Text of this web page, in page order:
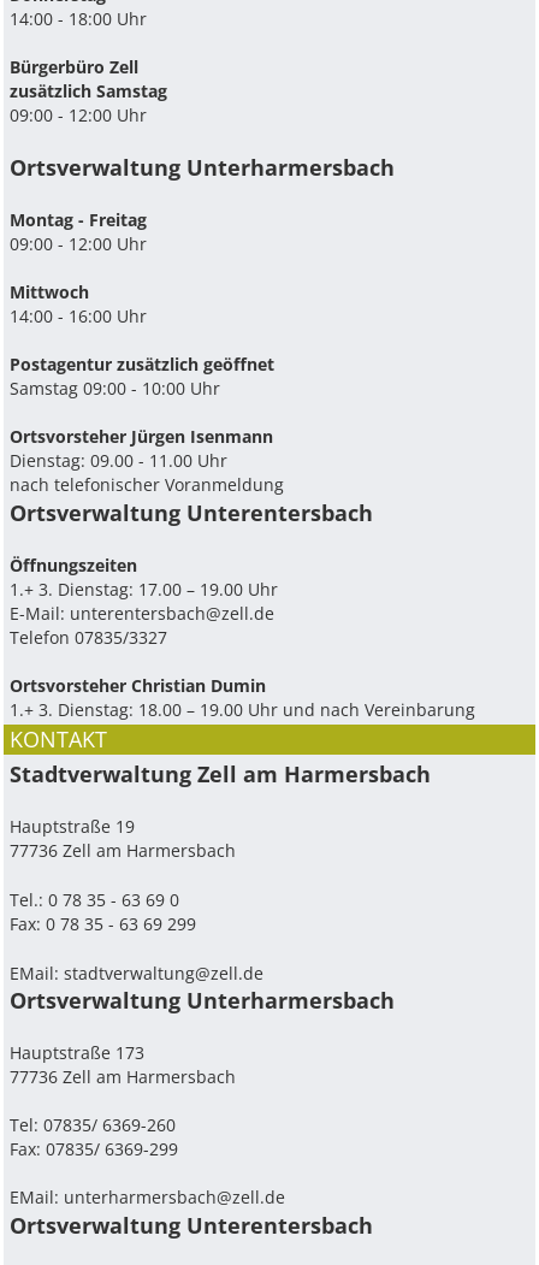
14:00 - 18:00 Uhr
Bürgerbüro Zell
zusätzlich Samstag
09:00 - 12:00 Uhr
Ortsverwaltung Unterharmersbach
Montag - Freitag
09:00 - 12:00 Uhr
Mittwoch
14:00 - 16:00 Uhr
Postagentur zusätzlich geöffnet
Samstag 09:00 - 10:00 Uhr
Ortsvorsteher Jürgen Isenmann
Dienstag: 09.00 - 11.00 Uhr
nach telefonischer Voranmeldung
Ortsverwaltung Unterentersbach
Ö­ffnungszeiten
1.+ 3. Dienstag: 17.00 – 19.00 Uhr
E-Mail: unterentersbach@zell.de
Telefon 07835/3327
Ortsvorsteher Christian Dumin
1.+ 3. Dienstag: 18.00 – 19.00 Uhr und nach Vereinbarung
KONTAKT
Stadtverwaltung Zell am Harmersbach
Hauptstraße 19
77736 Zell am Harmersbach
Tel.: 0 78 35 - 63 69 0
Fax: 0 78 35 - 63 69 299
EMail:stadtverwaltung@zell.de
Ortsverwaltung Unterharmersbach
Hauptstraße 173
77736 Zell am Harmersbach
Tel: 07835/ 6369-260
Fax: 07835/ 6369-299
EMail: unterharmersbach@zell.de
Ortsverwaltung Unterentersbach